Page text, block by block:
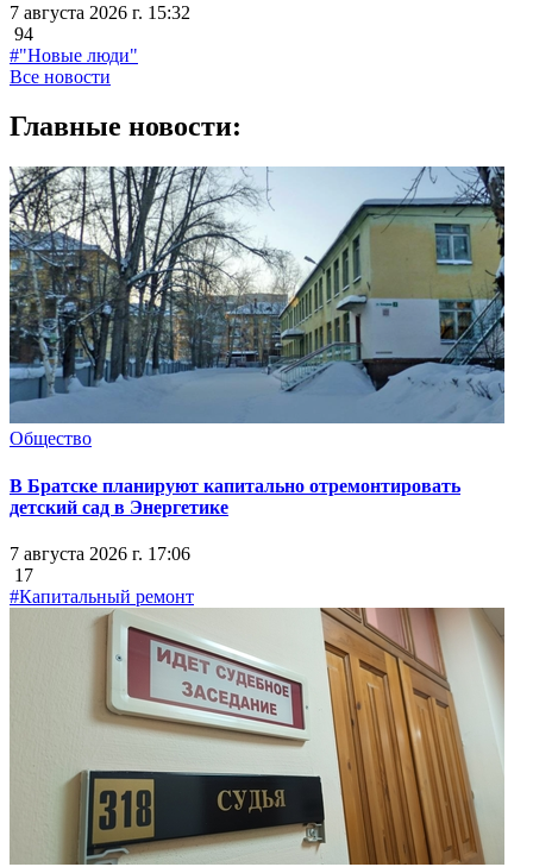
7 августа 2026 г. 15:32
94
#"Новые люди"
Все новости
Главные новости:
Общество
В Братске планируют капитально отремонтировать
детский сад в Энергетике
7 августа 2026 г. 17:06
17
#Капитальный ремонт